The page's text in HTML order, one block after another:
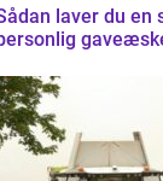
laver du en